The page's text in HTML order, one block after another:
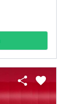
share favorite